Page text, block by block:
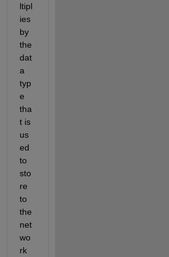
ltipl
ies
by
the
dat
a
typ
e
tha
t is
us
ed
to
sto
re
to
the
net
wo
rk